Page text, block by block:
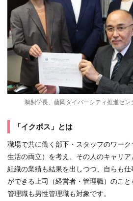
鵜飼学長、藤岡ダイバーシティ推進セン
「イクボス」とは
職場で共に働く部下・スタッフのワー
生活の両立）を考え、その人のキャリア
組織の業績も結果を出しつつ、自らも
ができる上司（経営者・管理職）のこ
管理職も男性管理職も対象です。